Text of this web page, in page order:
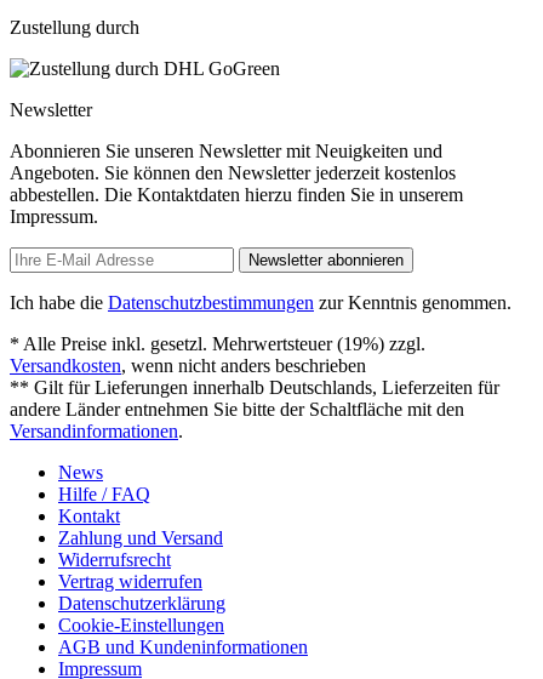
Zustellung durch
Newsletter
Abonnieren Sie unseren Newsletter mit Neuigkeiten und
Angeboten. Sie können den Newsletter jederzeit kostenlos
abbestellen. Die Kontaktdaten hierzu finden Sie in unserem
Impressum.
Newsletter abonnieren
Ich habe die Datenschutzbestimmungen zur Kenntnis genommen.
* Alle Preise inkl. gesetzl. Mehrwertsteuer (19%) zzgl.
Versandkosten, wenn nicht anders beschrieben
** Gilt für Lieferungen innerhalb Deutschlands, Lieferzeiten für
andere Länder entnehmen Sie bitte der Schaltfläche mit den
Versandinformationen.
News
Hilfe / FAQ
Kontakt
Zahlung und Versand
Widerrufsrecht
Vertrag widerrufen
Datenschutzerklärung
Cookie-Einstellungen
AGB und Kundeninformationen
Impressum